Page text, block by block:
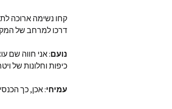
קחו נשימה ארוכה
דרכו למרחב של
נועם: אני חווה שם
כיפות וחלונות של
עמיחי: אכן, כך